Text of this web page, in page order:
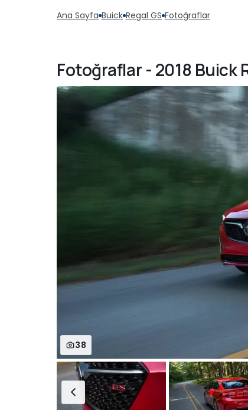
Ana Sayfa Buick Regal GS Fotoğraflar
Fotoğraflar - 2018 Buick
38